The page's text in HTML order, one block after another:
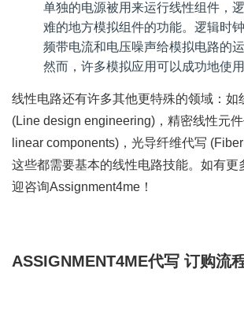
单独的电源被用来运行线性组件，
难的地方模拟组件的功能。逻辑时
频带电流和电压噪声给模拟电路的
然而，许多模拟应用可以成功地使
线性电路还有许多其他更特殊的领域：如
(Line design engineering)，精密线性元
linear components)，光导纤维代写
这些都需要基本的线性电路技能。如有更
迎咨询Assignment4me！
ASSIGNMENT4ME代写 订购流